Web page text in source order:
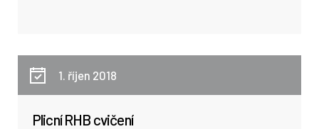
1. říjen 2018
Plicní RHB cvičení